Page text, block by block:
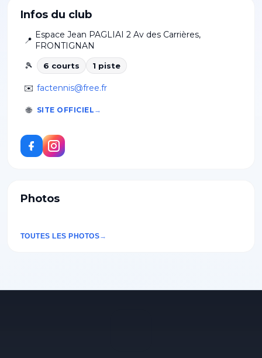
Infos du club
📍
Espace Jean PAGLIAI 2 Av des Carrières,
FRONTIGNAN
🎾
6 courts 1 piste
✉️ factennis@free.fr
🌐 SITE OFFICIEL
Photos
TOUTES LES PHOTOS